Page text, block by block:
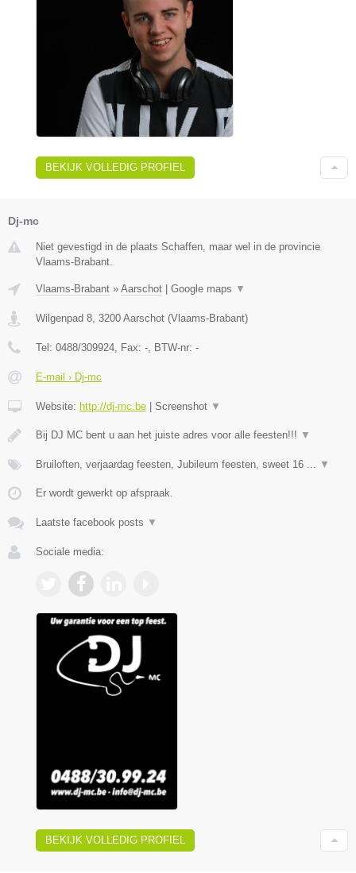
BEKIJK VOLLEDIG PROFIEL
Dj-mc
Niet gevestigd in de plaats Schaffen, maar wel in de provincie
Vlaams-Brabant.
Vlaams-Brabant » Aarschot | Google maps ▼
Wilgenpad 8 3200 Aarschot (Vlaams-Brabant)
Tel: 0488/309924 , Fax: - , BTW-nr: -
E-mail › Dj-mc
Website: http://dj-mc.be | Screenshot ▼
Bij DJ MC bent u aan het juiste adres voor alle feesten!!! ▼
Bruiloften, verjaardag feesten, Jubileum feesten, sweet 16 ... ▼
Er wordt gewerkt op afspraak.
Laatste facebook posts ▼
Sociale media:
BEKIJK VOLLEDIG PROFIEL